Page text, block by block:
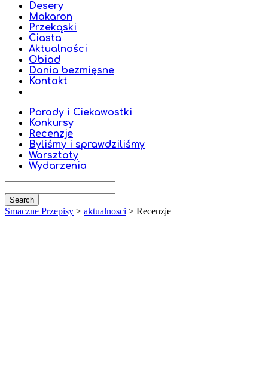
Desery
Makaron
Przekąski
Ciasta
Aktualności
Obiad
Dania bezmięsne
Kontakt
Porady i Ciekawostki
Konkursy
Recenzje
Byliśmy i sprawdziliśmy
Warsztaty
Wydarzenia
Smaczne Przepisy > aktualnosci > Recenzje